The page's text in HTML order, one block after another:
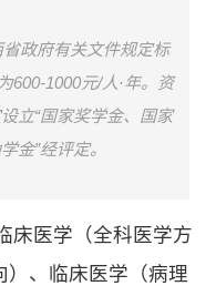
政府有关文件规定标
600-1000元/人·年。资
立“国家奖学金、国家
金”经评定。
床医学（全科医学方
）、临床医学（病理